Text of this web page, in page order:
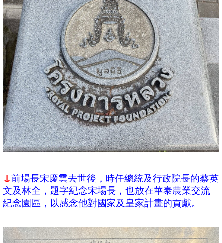
↓前場長宋慶雲去世後，時任總統及行政院長的蔡英
文及林全，題字紀念宋場長，也放在華泰農業交流
紀念園區，以感念他對國家及皇家計畫的貢獻。